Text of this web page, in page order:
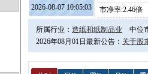
2026-08-07 10:05:03
市净率:2.46倍
所属行业： 造纸和纸制品业 中位
2026年08月01日最新公告： 关于股